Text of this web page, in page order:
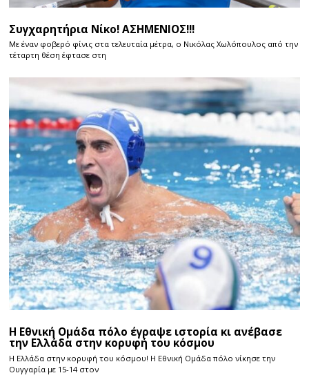
Συγχαρητήρια Νίκο! ΑΣΗΜΕΝΙΟΣ!!!
Με έναν φοβερό φίνις στα τελευταία μέτρα, ο Νικόλας Χωλόπουλος από την
τέταρτη θέση έφτασε στη
Η Εθνική Ομάδα πόλο έγραψε ιστορία κι ανέβασε
την Ελλάδα στην κορυφή του κόσμου
Η Ελλάδα στην κορυφή του κόσμου! Η Εθνική Ομάδα πόλο νίκησε την
Ουγγαρία με 15-14 στον